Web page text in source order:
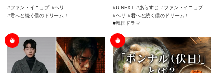
ファン・イニョプ
ヘリ
君へと続く僕のドリーム！
U-NEXT あらすじ
ファン・イニョプ
ヘリ
君へと続く僕のドリーム！
韓国ドラマ